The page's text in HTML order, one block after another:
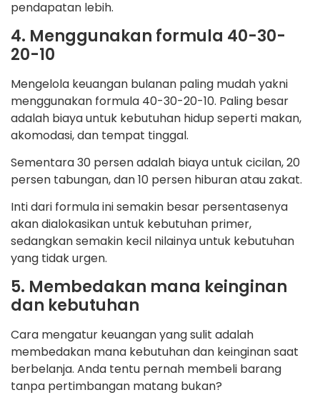
pendapatan lebih.
4. Menggunakan formula 40-30-
20-10
Mengelola keuangan bulanan paling mudah yakni
menggunakan formula 40-30-20-10. Paling besar
adalah biaya untuk kebutuhan hidup seperti makan,
akomodasi, dan tempat tinggal.
Sementara 30 persen adalah biaya untuk cicilan, 20
persen tabungan, dan 10 persen hiburan atau zakat.
Inti dari formula ini semakin besar persentasenya
akan dialokasikan untuk kebutuhan primer,
sedangkan semakin kecil nilainya untuk kebutuhan
yang tidak urgen.
5. Membedakan mana keinginan
dan kebutuhan
Cara mengatur keuangan yang sulit adalah
membedakan mana kebutuhan dan keinginan saat
berbelanja. Anda tentu pernah membeli barang
tanpa pertimbangan matang bukan?